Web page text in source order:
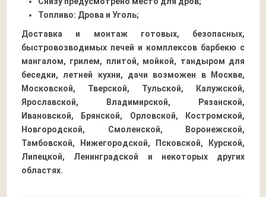
Топливо: Дрова и Уголь;
Доставка и монтаж готовых, безопасных,
быстровозводимых печей и комплексов барбекю с
мангалом, грилем, плитой, мойкой, тандыром для
беседки, летней кухни, дачи возможен в Москве,
Московской, Тверской, Тульской, Калужской,
Ярославской, Владимирской, Рязанской,
Ивановской, Брянской, Орловской, Костромской,
Новгородской, Смоленской, Воронежской,
Тамбовской, Нижегородской, Псковской, Курской,
Липецкой, Ленинградской и некоторых других
областях.